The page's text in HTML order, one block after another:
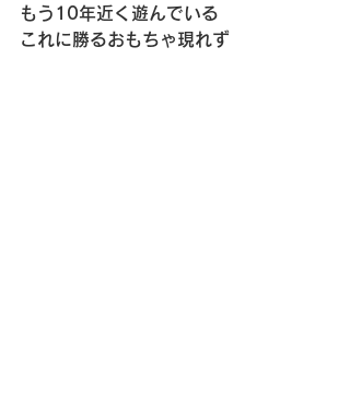
もう10年近く遊んでいる
これに勝るおもちゃ現れず